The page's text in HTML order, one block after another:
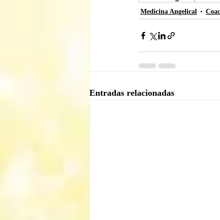
Medicina Angelical
Entradas relacionadas